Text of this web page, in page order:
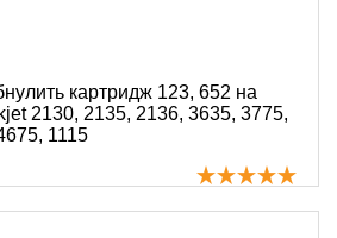
картридж 123, 652 на
2130, 2135, 2136, 3635, 3775,
1115